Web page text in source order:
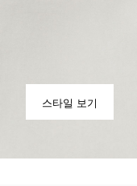
스타일 보기